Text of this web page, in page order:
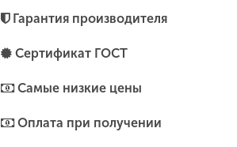
Гарантия производителя
Сертификат ГОСТ
Самые низкие цены
Оплата при получении